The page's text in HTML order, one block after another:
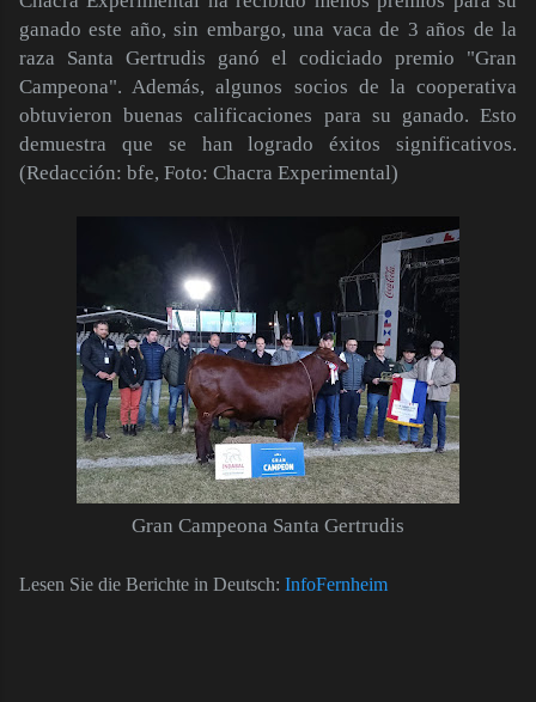
ganado este año, sin embargo, una vaca de 3 años de la
raza Santa Gertrudis ganó el codiciado premio "Gran
Campeona". Además, algunos socios de la cooperativa
obtuvieron buenas calificaciones para su ganado. Esto
demuestra que se han logrado éxitos significativos.
(Redacción: bfe, Foto: Chacra Experimental)
Gran Campeona Santa Gertrudis
Lesen Sie die Berichte in Deutsch: InfoFernheim